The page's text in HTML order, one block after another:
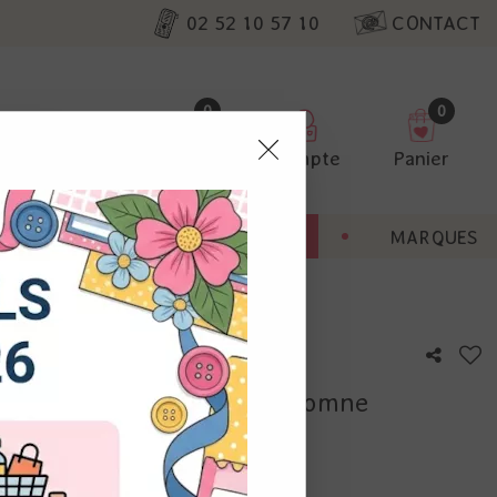
02 52 10 57 10 CONTACT
0
Compte
0
Panier
BONNES AFFAIRES MARQUES
et Die - Post stamp - Automne
avis !
nos
non
Vous
à droite